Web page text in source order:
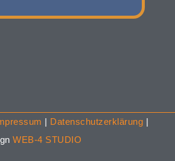
| Datenschutzerklärung |
WEB-4 STUDIO